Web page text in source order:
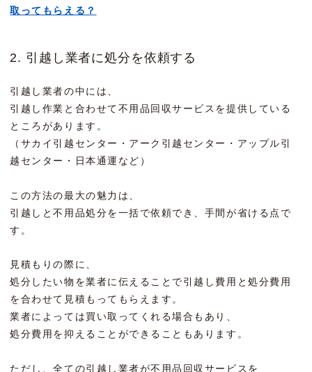
取ってもらえる？
2. 引越し業者に処分を依頼する
引越し業者の中には、
引越し作業と合わせて不用品回収サービスを提供している
ところがあります。
（サカイ引越センター・アーク引越センター・アップル引
越センター・日本通運など）
この方法の最大の魅力は、
引越しと不用品処分を一括で依頼でき、手間が省ける点で
す。
見積もりの際に、
処分したい物を業者に伝えることで引越し費用と処分費用
を合わせて見積もってもらえます。
業者によっては買い取ってくれる場合もあり、
処分費用を抑えることができることもあります。
ただし、全ての引越し業者が不用品回収サービスを